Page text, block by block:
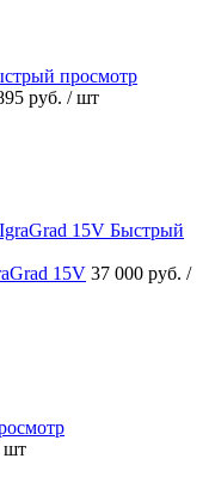
просмотр
руб. / шт
Быстрый
15V 37 000 руб. /
шт